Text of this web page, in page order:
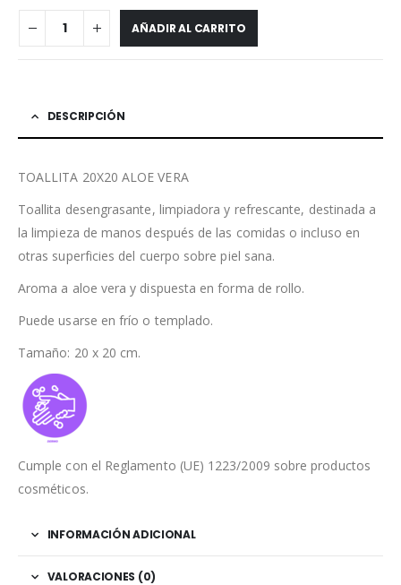
AÑADIR AL CARRITO
DESCRIPCIÓN
TOALLITA 20X20 ALOE VERA
Toallita desengrasante, limpiadora y refrescante, destinada a
la limpieza de manos después de las comidas o incluso en
otras superficies del cuerpo sobre piel sana.
Aroma a aloe vera y dispuesta en forma de rollo.
Puede usarse en frío o templado.
Tamaño: 20 x 20 cm.
Cumple con el Reglamento (UE) 1223/2009 sobre productos
cosméticos.
INFORMACIÓN ADICIONAL
VALORACIONES (0)